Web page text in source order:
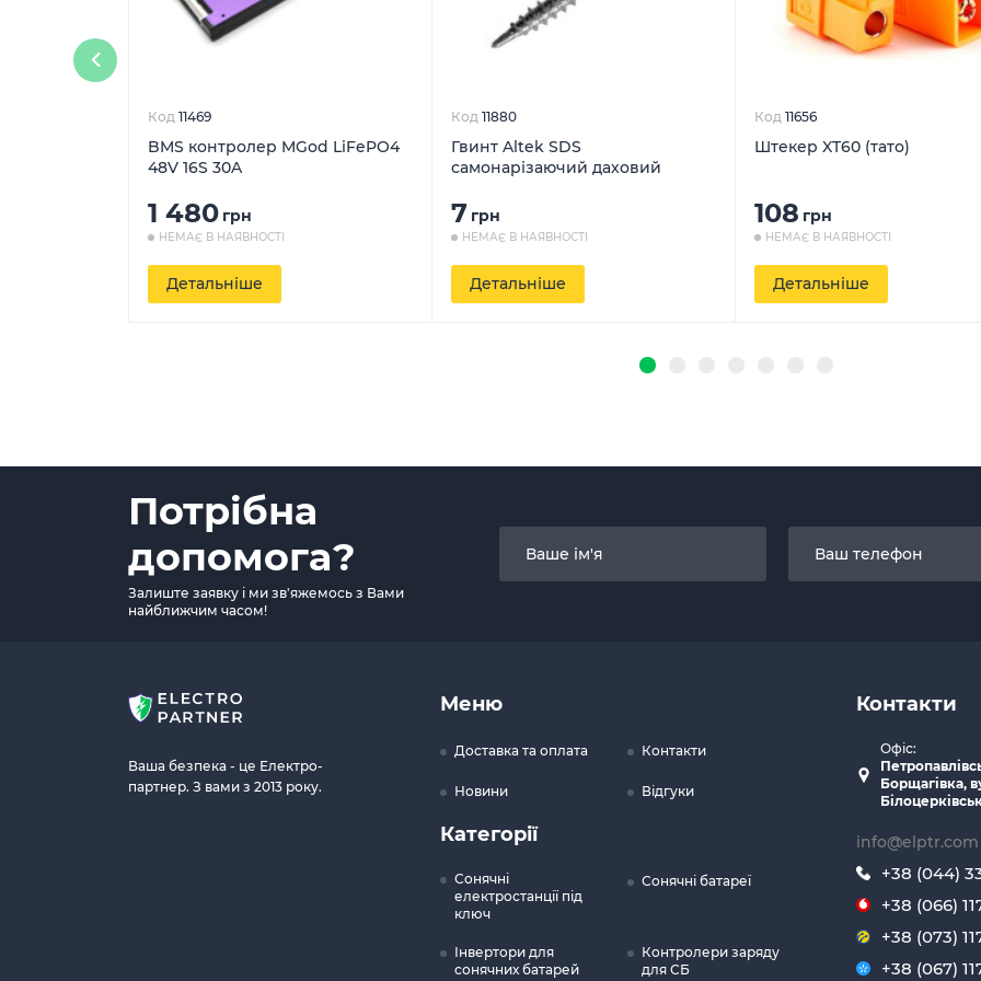
Код 11469
BMS контролер MGod LiFePO4
48V 16S 30A
1 480 грн
НЕМАЄ В НАЯВНОСТІ
Детальніше
Код 11880
Гвинт Altek SDS
самонарізаючий даховий
7 грн
НЕМАЄ В НАЯВНОСТІ
Детальніше
Код 11656
Штекер XT60 (тато)
108 грн
НЕМАЄ В НАЯВНОСТІ
Детальніше
Потрібна
допомога?
Залиште заявку і ми зв'яжемось з Вами
найближчим часом!
Ваша безпека - це Електро-
партнер. З вами з 2013 року.
Меню
Доставка та оплата Контакти
Новини Відгуки
Категорії
Сонячні
електростанції під
ключ
Сонячні батареї
Інвертори для
сонячних батарей
Контролери заряду
для СБ
Контакти
Офіс:
Борщагівка,
info@elptr.com
+38 (044)
+38 (066)
+38 (073)
+38 (067)